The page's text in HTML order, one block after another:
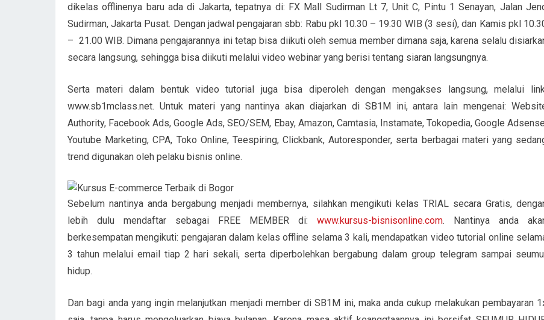
dikelas offlinenya baru ada di Jakarta, tepatnya di: FX Mall Sudirman Lt 7, Unit C, Pintu 1 Senayan, Jalan
Sudirman, Jakarta Pusat. Dengan jadwal pengajaran sbb: Rabu pkl 10.30 – 19.30 WIB (3 sesi), dan Kamis pkl
– 21.00 WIB. Dimana pengajarannya ini tetap bisa diikuti oleh semua member dimana saja, karena selalu
secara langsung, sehingga bisa diikuti melalui video webinar yang berisi tentang siaran langsungnya.
Serta materi dalam bentuk video tutorial juga bisa diperoleh dengan mengakses langsung, melalui
www.sb1mclass.net. Untuk materi yang nantinya akan diajarkan di SB1M ini, antara lain mengenai:
Authority, Facebook Ads, Google Ads, SEO/SEM, Ebay, Amazon, Camtasia, Instamate, Tokopedia, Google
Youtube Marketing, CPA, Toko Online, Teespiring, Clickbank, Autoresponder, serta berbagai materi yang
trend digunakan oleh pelaku bisnis online.
Sebelum nantinya anda bergabung menjadi membernya, silahkan mengikuti kelas TRIAL secara Gratis,
lebih dulu mendaftar sebagai FREE MEMBER di: www.kursus-bisnisonline.com. Nantinya anda
berkesempatan mengikuti: pengajaran dalam kelas offline selama 3 kali, mendapatkan video tutorial online
3 tahun melalui email tiap 2 hari sekali, serta diperbolehkan bergabung dalam group telegram sampai
hidup.
Dan bagi anda yang ingin melanjutkan menjadi member di SB1M ini, maka anda cukup melakukan pembayaran